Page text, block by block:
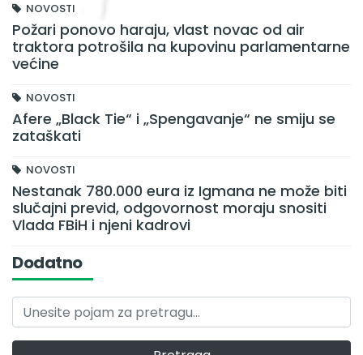
NOVOSTI
Požari ponovo haraju, vlast novac od air
traktora potrošila na kupovinu parlamentarne
većine
NOVOSTI
Afere „Black Tie“ i „Spengavanje“ ne smiju se
zataškati
NOVOSTI
Nestanak 780.000 eura iz Igmana ne može biti
slučajni previd, odgovornost moraju snositi
Vlada FBiH i njeni kadrovi
Dodatno